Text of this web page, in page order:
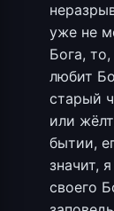
уже не
Бога,
любит
старый
или
бытии,
значит,
своего